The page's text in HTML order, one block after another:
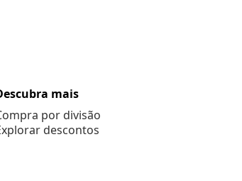
mais
por divisão
descontos